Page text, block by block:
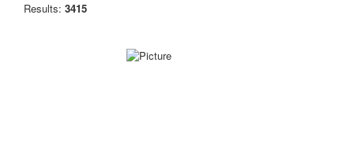
Results: 3415